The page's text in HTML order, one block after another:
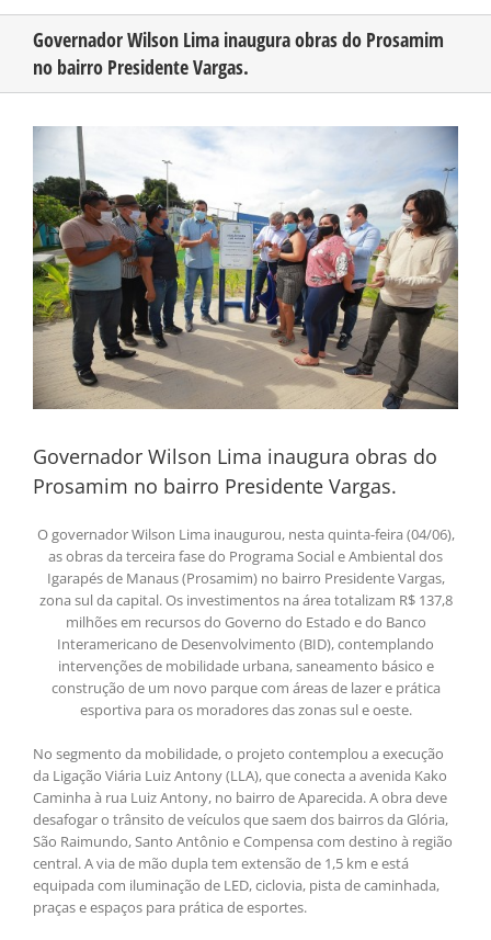
CONHEÇA O AMAZONAS
PUBLICIDADE
CONTATO
Governador Wilson Lima inaugura obras do Prosamim
no bairro Presidente Vargas.
View
Image
Governador Wilson Lima inaugura obras do
Prosamim no bairro Presidente Vargas.
O governador Wilson Lima inaugurou, nesta quinta-feira (04/06),
as obras da terceira fase do Programa Social e Ambiental dos
Igarapés de Manaus (Prosamim) no bairro Presidente Vargas,
zona sul da capital. Os investimentos na área totalizam R$ 137,8
milhões em recursos do Governo do Estado e do Banco
Interamericano de Desenvolvimento (BID), contemplando
intervenções de mobilidade urbana, saneamento básico e
construção de um novo parque com áreas de lazer e prática
esportiva para os moradores das zonas sul e oeste.
No segmento da mobilidade, o projeto contemplou a execução
da Ligação Viária Luiz Antony (LLA), que conecta a avenida Kako
Caminha à rua Luiz Antony, no bairro de Aparecida. A obra deve
desafogar o trânsito de veículos que saem dos bairros da Glória,
São Raimundo, Santo Antônio e Compensa com destino à região
central. A via de mão dupla tem extensão de 1,5 km e está
equipada com iluminação de LED, ciclovia, pista de caminhada,
praças e espaços para prática de esportes.